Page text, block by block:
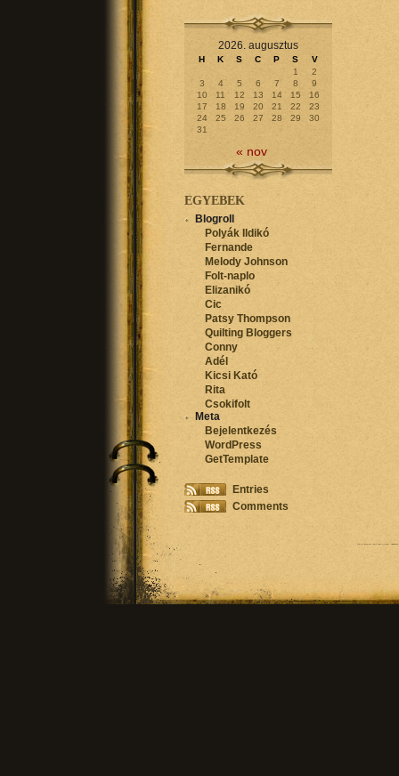
2026. augusztus
H K S C P S
V
1
2
3
4 5 6 7 8
9
10
11 12 13 14 15
16
17
18 19 20 21 22
23
24
25 26 27 28 29
30
31
« nov
EGYEBEK
Blogroll
Polyák Ildikó
Fernande
Melody Johnson
Folt-naplo
Elizanikó
Cic
Patsy Thompson
Quilting Bloggers
Conny
Adél
Kicsi Kató
Rita
Csokifolt
Meta
Bejelentkezés
WordPress
GetTemplate
Entries
Comments